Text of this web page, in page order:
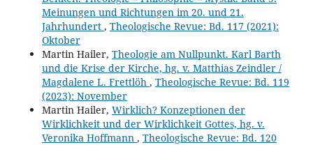
Meinungen und Richtungen im 20. und 21.
Jahrhundert , Theologische Revue: Bd. 117 (2021):
Oktober
Martin Hailer, Theologie am Nullpunkt. Karl Barth
und die Krise der Kirche, hg. v. Matthias Zeindler /
Magdalene L. Frettlöh , Theologische Revue: Bd. 119
(2023): November
Martin Hailer, Wirklich? Konzeptionen der
Wirklichkeit und der Wirklichkeit Gottes, hg. v.
Veronika Hoffmann , Theologische Revue: Bd. 120